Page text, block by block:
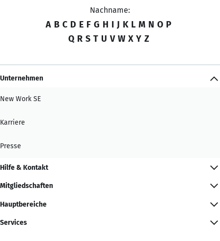
Nachname:
A B C D E F G H I J K L M N O P
Q R S T U V W X Y Z
Unternehmen
New Work SE
Karriere
Presse
Hilfe & Kontakt
Mitgliedschaften
Hauptbereiche
Services